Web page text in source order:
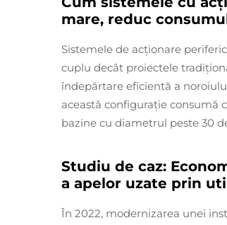
mare, reduc
Sistemele de acționare
cuplu decât proiectele
îndepărtare eficientă a
această configurație consumă
bazine cu diametrul peste 30
Studiu de caz:
a apelor uzate prin
În 2022, modernizarea unei